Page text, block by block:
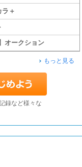
ラ＋
オークション
もっと見る
録など様々な